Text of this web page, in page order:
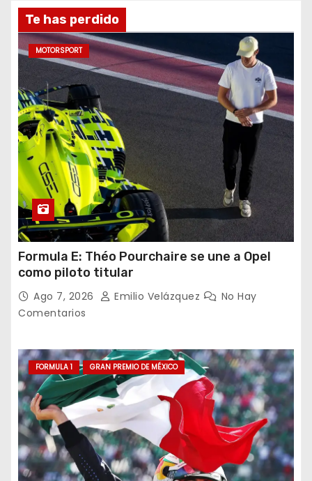
Te has perdido
MOTORSPORT
Formula E: Théo Pourchaire se une a Opel
como piloto titular
Ago 7, 2026 Emilio Velázquez
No Hay
Comentarios
FORMULA 1 GRAN PREMIO DE MÉXICO